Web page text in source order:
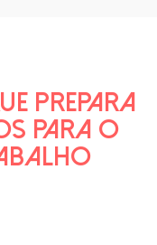
PREPARA
PARA O